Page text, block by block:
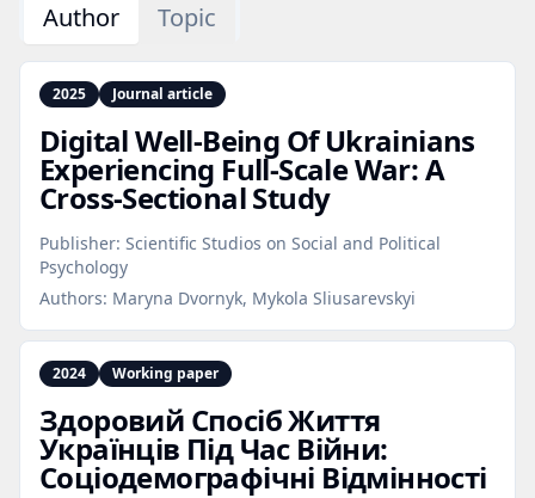
Author Topic
2025 Journal article
Digital Well‑Being Of Ukrainians
Experiencing Full‑Scale War: A
Cross‑Sectional Study
Publisher: Scientific Studios on Social and Political
Psychology
Authors: Maryna Dvornyk, Mykola Sliusarevskyi
2024 Working paper
Здоровий Спосіб Життя
Українців Під Час Війни:
Соціодемографічні Відмінності